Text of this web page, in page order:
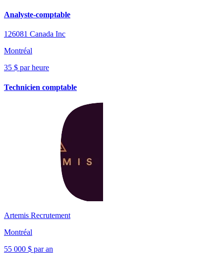
Analyste-comptable
126081 Canada Inc
Montréal
35 $ par heure
Technicien comptable
Artemis Recrutement
Montréal
55 000 $ par an